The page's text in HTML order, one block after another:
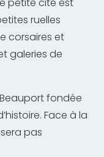
ruelles
corsaires et
galeries de
fondée
Face à la
pas